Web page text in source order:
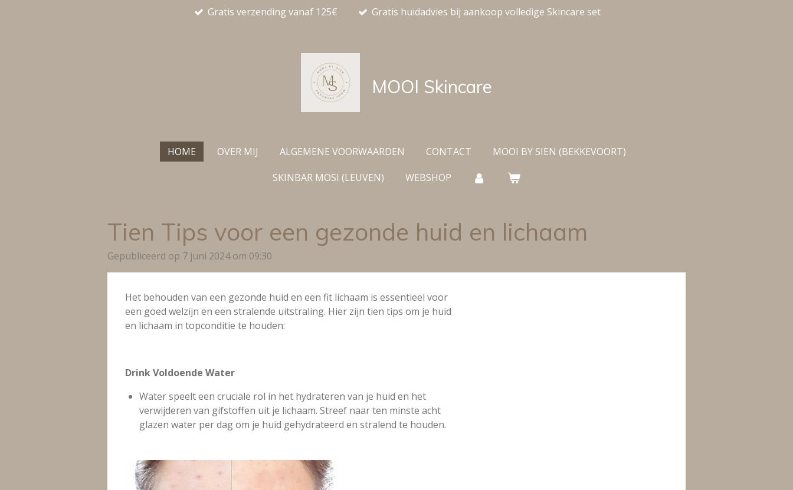
Gratis verzending vanaf 125€ Gratis huidadvies bij aankoop volledige Skincare set
MOOI Skincare
HOME OVER MIJ ALGEMENE VOORWAARDEN CONTACT
MOOI BY SIEN (BEKKEVOORT)
SKINBAR MOSI (LEUVEN)
WEBSHOP
Tien Tips voor een gezonde huid en lichaam
Gepubliceerd op 7 juni 2024 om 09:30
Het behouden van een gezonde huid en een fit lichaam is essentieel voor
een goed welzijn en een stralende uitstraling. Hier zijn tien tips om je huid
en lichaam in topconditie te houden:
Drink Voldoende Water
Water speelt een cruciale rol in het hydrateren van je huid en het
verwijderen van gifstoffen uit je lichaam. Streef naar ten minste acht
glazen water per dag om je huid gehydrateerd en stralend te houden.